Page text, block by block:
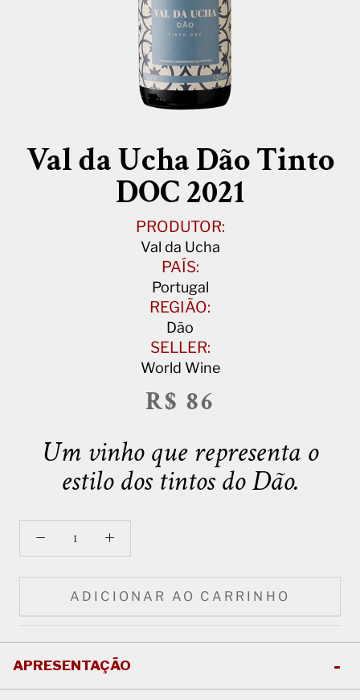
Val da Ucha Dão Tinto
DOC 2021
PRODUTOR:
Val da Ucha
PAÍS:
Portugal
REGIÃO:
Dão
SELLER:
World Wine
R$ 86
Um vinho que representa o
estilo dos tintos do Dão.
ADICIONAR AO CARRINHO
APRESENTAÇÃO